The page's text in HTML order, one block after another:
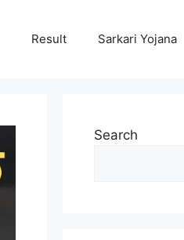
Result Sarkari Yojana
Search